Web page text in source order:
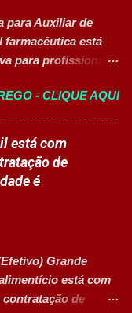
Ocupacional
Técnico ...
para Pessoas
atividades
atividades
suporte em
lúdicas.
nas
durante
para um
e seguro.
para Auxiliar de
farmacêutica está
para profissionais
a Eurofarma
história , a
brasileira
pela
com o
conta com mais
e um ambiente
e inclusão. 👉
📋 Principais
- CLIQUE AQUI
está com
de
é
Grande
está com
de